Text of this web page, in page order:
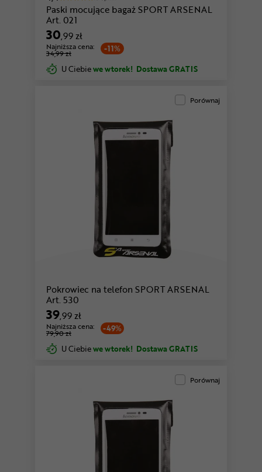
Paski mocujące bagaż SPORT ARSENAL
Art. 021
30,99 zł
-11%
Najniższa cena:
34,99 zł
U Ciebiewe wtorek! Dostawa GRATIS
Porównaj
Pokrowiec na telefon SPORT ARSENAL
Art. 530
39,99 zł
-49%
Najniższa cena:
79,90 zł
U Ciebiewe wtorek! Dostawa GRATIS
Porównaj